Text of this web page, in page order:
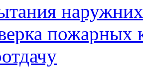
пожарных